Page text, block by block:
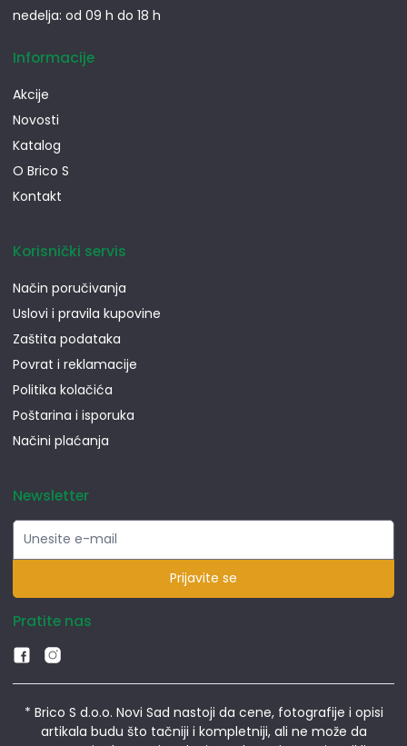
nedelja: od 09 h do 18 h
Informacije
Akcije
Novosti
Katalog
O Brico S
Kontakt
Korisnički servis
Način poručivanja
Uslovi i pravila kupovine
Zaštita podataka
Povrat i reklamacije
Politika kolačića
Poštarina i isporuka
Načini plaćanja
Newsletter
Prijavite se
Pratite nas
* Brico S d.o.o. Novi Sad nastoji da cene, fotografije i opisi
artikala budu što tačniji i kompletniji, ali ne može da